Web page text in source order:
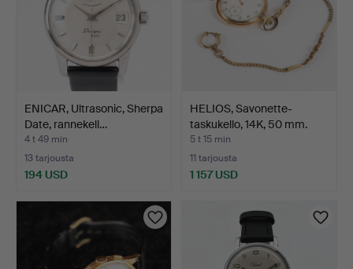
ENICAR, Ultrasonic, Sherpa
Date, rannekell…
4 t 49 min
13 tarjousta
194 USD
HELIOS, Savonette-
taskukello, 14K, 50 mm.
5 t 15 min
11 tarjousta
1 157 USD